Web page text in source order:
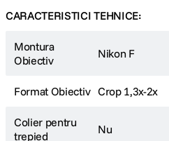
Pentru acest obiectiv s-au utilizat
elemente cu dispersie ultraredusa
optice.
CARACTERISTICI TEHNICE:
Montura
Obiectiv
Nikon F
Format Obiectiv Crop 1,3x-2x
Colier pentru
trepied
Nu